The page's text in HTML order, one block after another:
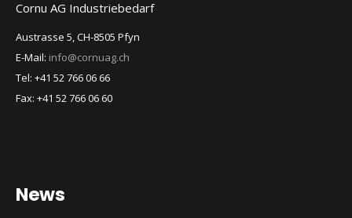
Cornu AG Industriebedarf
Austrasse 5, CH-8505 Pfyn
E-Mail: info@cornuag.ch
Tel: +41 52 766 06 66
Fax: +41 52 766 06 60
News